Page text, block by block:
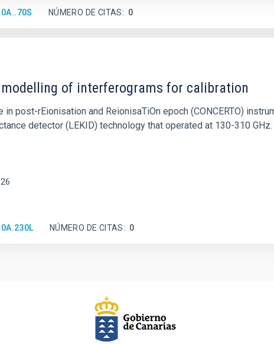
NÚMERO DE CITAS 0
modelling of interferograms for calibration
in post-rEionisation and ReionisaTiOn epoch (CONCERTO)
detector (LEKID) technology that operated at 130-310
NÚMERO DE CITAS 0